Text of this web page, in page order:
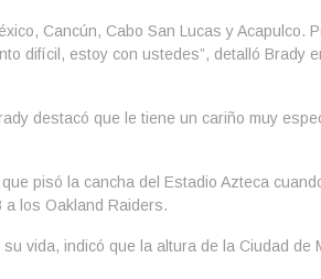
Cancún, Cabo San Lucas y
difícil, estoy con ustedes”, detalló Brady
destacó que le tiene un cariño muy
pisó la cancha del Estadio Azteca
a los Oakland Raiders.
vida, indicó que la altura de la Ciudad